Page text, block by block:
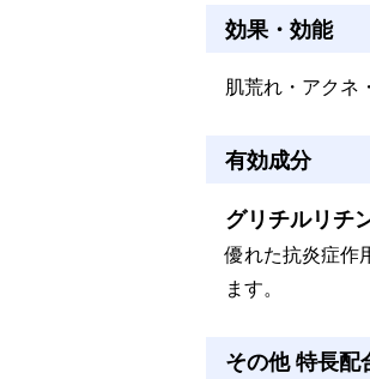
効果・効能
肌荒れ・アク
有効成分
グリチルリチ
優れた抗炎症作
ます。
その他 特長配